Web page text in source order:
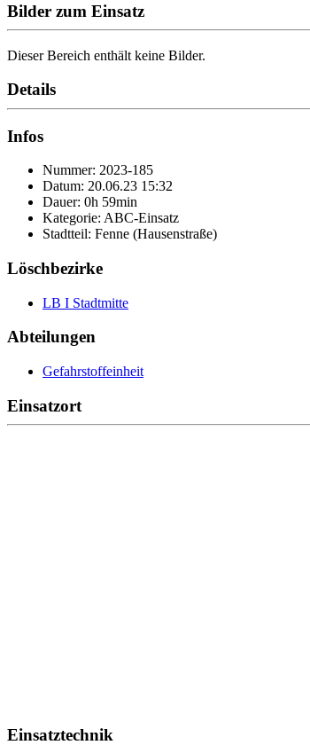
Bilder zum Einsatz
Dieser Bereich enthält keine Bilder.
Details
Infos
Nummer: 2023-185
Datum: 20.06.23 15:32
Dauer: 0h 59min
Kategorie: ABC-Einsatz
Stadtteil: Fenne (Hausenstraße)
Löschbezirke
LB I Stadtmitte
Abteilungen
Gefahrstoffeinheit
Einsatzort
Einsatztechnik